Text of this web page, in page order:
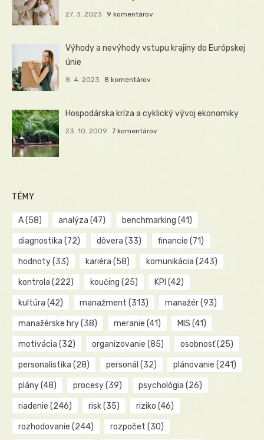
27. 3. 2023 9 komentárov
Výhody a nevýhody vstupu krajiny do Európskej
únie
8. 4. 2023 8 komentárov
Hospodárska kríza a cyklický vývoj ekonomiky
23. 10. 2009 7 komentárov
TÉMY
A(58) analýza (47) benchmarking (41)
diagnostika (72) dôvera (33) financie (71)
hodnoty(33) kariéra (58) komunikácia (243)
kontrola (222) koučing (25) KPI (42)
kultúra (42) manažment (313) manažér(93)
manažérske hry(38) meranie (41) MIS (41)
motivácia (32) organizovanie (85) osobnosť(25)
personalistika (28) personál (32) plánovanie (241)
plány(48) procesy(39) psychológia (26)
riadenie (246) risk(35) riziko (46)
rozhodovanie (244) rozpočet (30)